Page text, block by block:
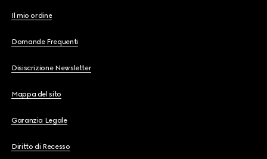
Il mio ordine
Domande Frequenti
Disiscrizione Newsletter
Mappa del sito
Garanzia Legale
Diritto di Recesso